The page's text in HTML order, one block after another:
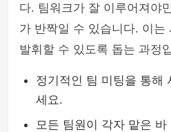
다. 팀워크가 잘 이루어져야
가 반짝일 수 있습니다. 이는
발휘할 수 있도록 돕는 과정
정기적인 팀 미팅을 통해
세요.
모든 팀원이 각자 맡은